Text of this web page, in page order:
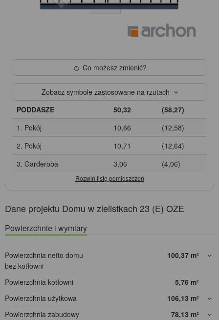
Co możesz zmienić?
Zobacz symbole zastosowane na rzutach
PODDASZE
50,32
(58,27)
1. Pokój
10,66
(12,58)
2. Pokój
10,71
(12,64)
3. Garderoba
3,06 (4,06)
Dane projektu Domu w zielistkach 23 (E) OZE
Powierzchnie i wymiary
Powierzchnia netto domu
bez kotłowni
100,37 m²
Powierzchnia kotłowni 5,76 m²
Powierzchnia użytkowa
106,13 m²
Powierzchnia zabudowy
78,13 m²